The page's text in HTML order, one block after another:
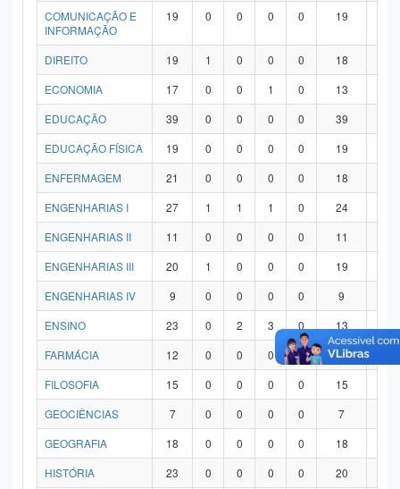
COMUNICAÇÃO E
INFORMAÇÃO
19 0 0 0 0 19
DIREITO 19 1 0 0 0 18
ECONOMIA
17 0 0 1 0 13
EDUCAÇÃO
39 0 0 0 0 39
EDUCAÇÃO FÍSICA
19 0 0 0 0 19
ENFERMAGEM
21 0 0 0 0 18
ENGENHARIAS I
27 1 1 1 0 24
ENGENHARIAS II
11 0 0 0 0 11
ENGENHARIAS III
20 1 0 0 0 19
ENGENHARIAS IV
9 0 0 0 0 9
ENSINO
23 0 2 3 0 13
FARMÁCIA
12 0 0 0 0 12
FILOSOFIA
15 0 0 0 0 15
GEOCIÊNCIAS
7 0 0 0 0 7
GEOGRAFIA
18 0 0 0 0 18
HISTÓRIA
23 0 0 0 0 20